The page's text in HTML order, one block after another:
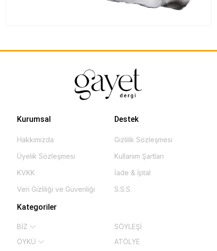
Kurumsal
Hakkımızda
Üyelik Sözleşmesi
KVKK
Veri Gizliliği ve Güvenliği
Destek
Gizlilik Sözleşmesi
Kullanım Şartları
İade & İptal
S.S.S.
Kategoriler
BİZ
ÖYKÜ
SÖYLEŞİ
ATÖLYE